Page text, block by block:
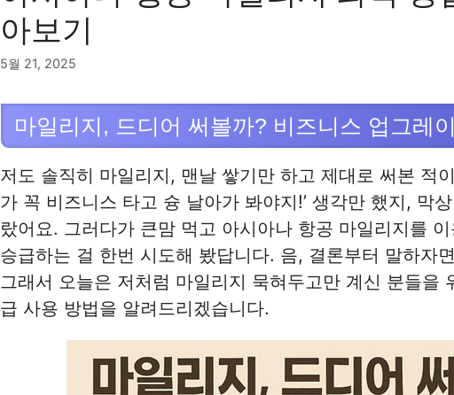
아보기
5월 21, 2025
마일리지, 드디어 써볼까? 비즈니스 업그레
저도 솔직히 마일리지, 맨날 쌓기만 하고 제대로 써본 적
가 꼭 비즈니스 타고 슝 날아가 봐야지!’ 생각만 했지, 막
랐어요. 그러다가 큰맘 먹고 아시아나 항공 마일리지를
승급하는 걸 한번 시도해 봤답니다. 음, 결론부터 말하자
그래서 오늘은 저처럼 마일리지 묵혀두고만 계신 분들을
급 사용 방법을 알려드리겠습니다.